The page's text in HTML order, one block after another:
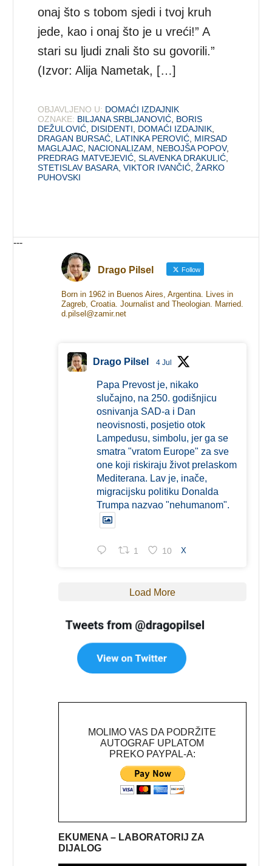
onaj što s tobom sjedi i tvoj kruh
jede, kao i onaj što je u vreći!” A
stari su ljudi znali što su govorili.”
(Izvor: Alija Nametak, […]
OBJAVLJENO U: DOMAĆI IZDAJNIK
OZNAKE: BILJANA SRBLJANOVIĆ BORIS
DEŽULOVIĆ DISIDENTI DOMAĆI IZDAJNIK
DRAGAN BURSAĆ LATINKA PEROVIĆ MIRSAD
MAGLAJAC NACIONALIZAM NEBOJŠA POPOV,
PREDRAG MATVEJEVIĆ ,SLAVENKA DRAKULIĆ
STETISLAV BASARA ,VIKTOR IVANČIĆ ,ŽARKO
PUHOVSKI
---
Drago Pilsel Follow
Born in 1962 in Buenos Aires, Argentina. Lives in
Zagreb, Croatia. Journalist and Theologian. Married.
d.pilsel@zamir.net
Drago Pilsel 4 Jul
Papa Prevost je, nikako
slučajno, na 250. godišnjicu
osnivanja SAD-a i Dan
neovisnosti, posjetio otok
Lampedusu, simbolu, jer ga se
smatra "vratom Europe" za sve
one koji riskiraju život prelaskom
Mediterana. Lav je, inače,
migracijsku politiku Donalda
Trumpa nazvao "nehumanom".
1 10 X
Load More
MOLIMO VAS DA PODRŽITE
AUTOGRAF UPLATOM
PREKO PAYPAL-A:
EKUMENA – LABORATORIJ ZA
DIJALOG